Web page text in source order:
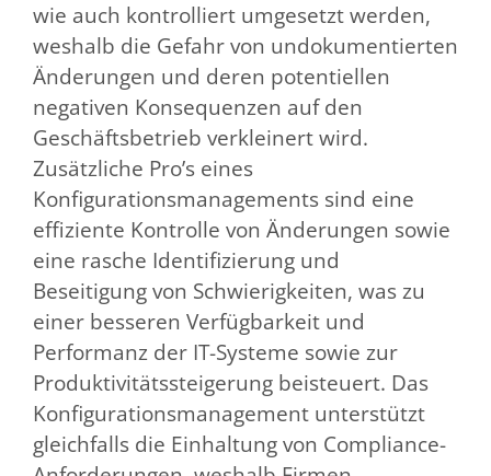
wie auch kontrolliert umgesetzt werden,
weshalb die Gefahr von undokumentierten
Änderungen und deren potentiellen
negativen Konsequenzen auf den
Geschäftsbetrieb verkleinert wird.
Zusätzliche Pro’s eines
Konfigurationsmanagements sind eine
effiziente Kontrolle von Änderungen sowie
eine rasche Identifizierung und
Beseitigung von Schwierigkeiten, was zu
einer besseren Verfügbarkeit und
Performanz der IT-Systeme sowie zur
Produktivitätssteigerung beisteuert. Das
Konfigurationsmanagement unterstützt
gleichfalls die Einhaltung von Compliance-